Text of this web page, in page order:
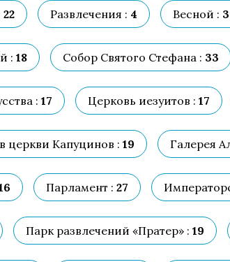
22 Развлечения : 4 Весной :
: 18 Собор Святого Стефана : 33
: 17 Церковь иезуитов : 17
церкви Капуцинов : 19 Галерея
Парламент : 27
Парк развлечений «Пратер» : 19